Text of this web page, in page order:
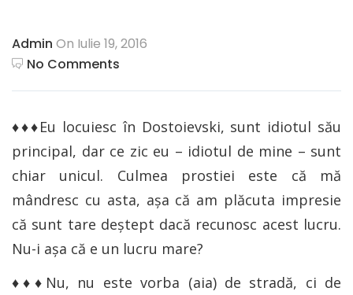
Admin On Iulie 19, 2016
No Comments
♦♦♦Eu locuiesc în Dostoievski, sunt idiotul său
principal, dar ce zic eu – idiotul de mine – sunt
chiar unicul. Culmea prostiei este că mă
mândresc cu asta, aşa că am plăcuta impresie
că sunt tare deştept dacă recunosc acest lucru.
Nu-i aşa că e un lucru mare?
♦♦♦Nu, nu este vorba (aia) de stradă, ci de